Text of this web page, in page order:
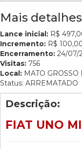
Mais
Lance inicial: R$
Incremento: R$
Encerramento: 24/07/
Visitas: 756
Local: MATO GROSSO
Status: ARREMATADO
Descrição:
FIAT UNO